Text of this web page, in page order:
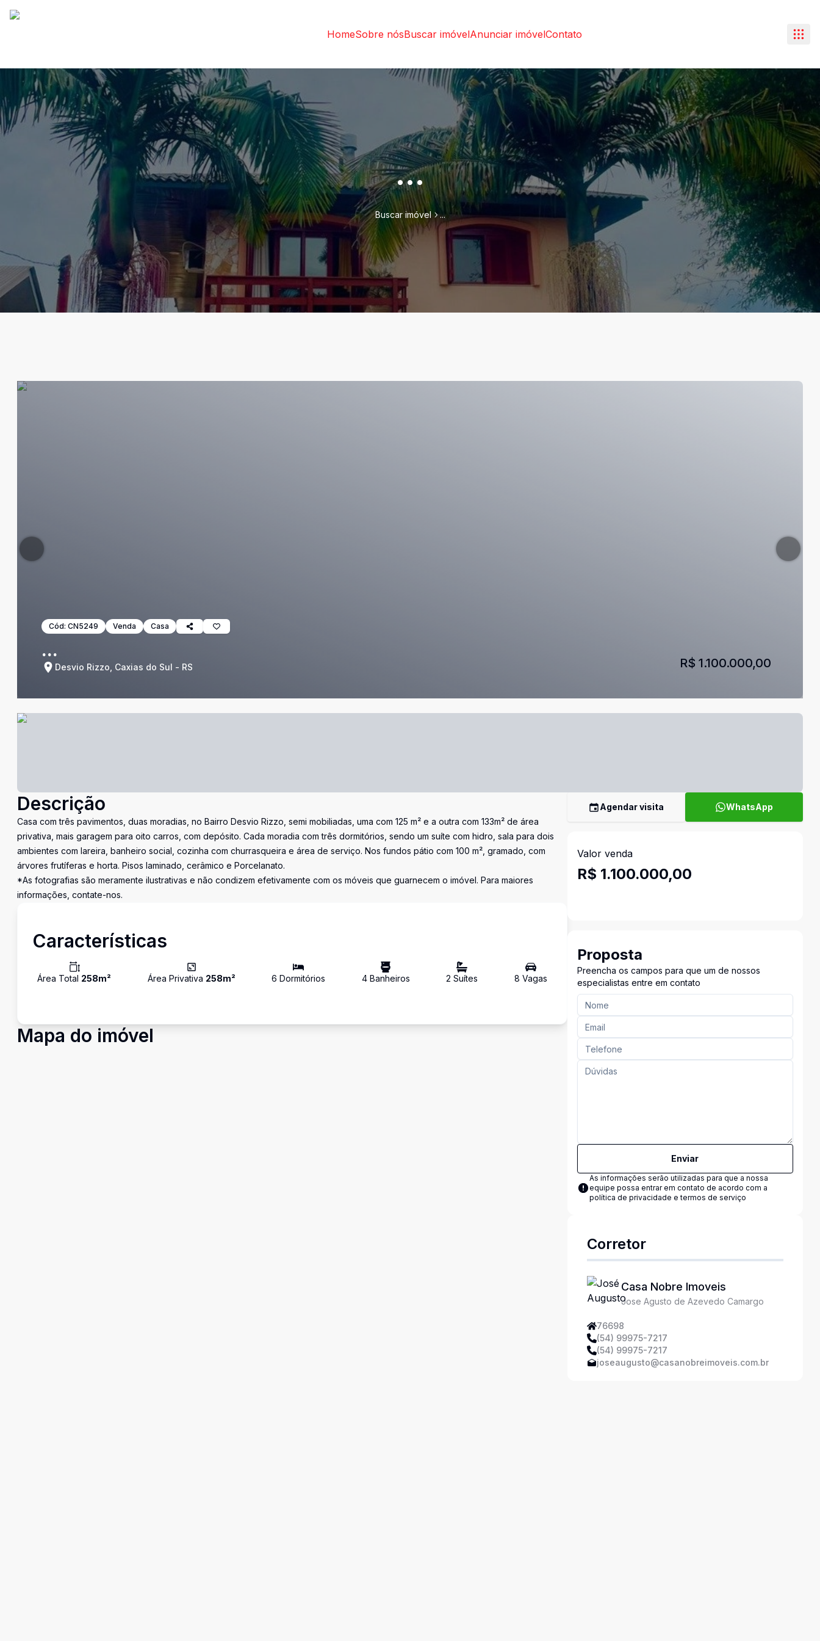
HomeSobre nósBuscar imóvelAnunciar imóvelContato
...
Buscar imóvel ...
Cód: CN5249 Venda Casa
...
Desvio Rizzo, Caxias do Sul - RS R$ 1.100.000,00
Descrição
Casa com três pavimentos, duas moradias, no Bairro Desvio Rizzo, semi mobiliadas, uma com 125 m² e a outra com 133m² de área
privativa, mais garagem para oito carros, com depósito. Cada moradia com três dormitórios, sendo um suíte com hidro, sala para dois
ambientes com lareira, banheiro social, cozinha com churrasqueira e área de serviço. Nos fundos pátio com 100 m², gramado, com
árvores frutíferas e horta. Pisos laminado, cerâmico e Porcelanato.
*As fotografias são meramente ilustrativas e não condizem efetivamente com os móveis que guarnecem o imóvel. Para maiores
informações, contate-nos.
Características
Área Total 258m² Área Privativa 258m² 6 Dormitórios 4Banheiros 2 Suítes 8 Vagas
Mapa do imóvel
Agendar visita WhatsApp
Valor venda
R$ 1.100.000,00
Proposta
Preencha os campos para que um de nossos
especialistas entre em contato
Enviar
As informações serão utilizadas para que a nossa
equipe possa entrar em contato de acordo com a
política de privacidade e termos de serviço
Corretor
Casa Nobre Imoveis
Jose Agusto de Azevedo Camargo
76698
(54) 99975-7217
(54) 99975-7217
joseaugusto@casanobreimoveis.com.br